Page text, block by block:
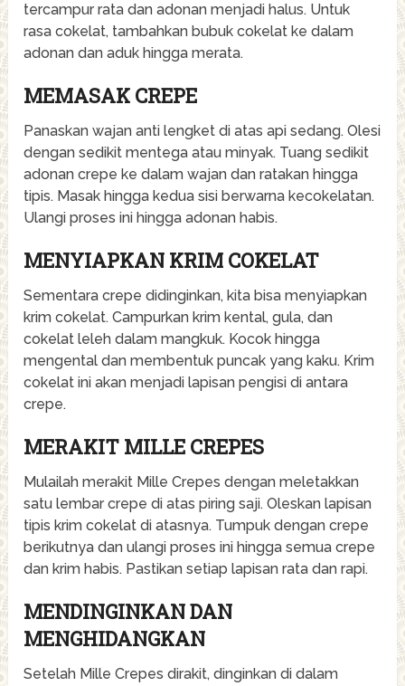
tercampur rata dan adonan menjadi halus. Untuk
rasa cokelat, tambahkan bubuk cokelat ke dalam
adonan dan aduk hingga merata.
MEMASAK CREPE
Panaskan wajan anti lengket di atas api sedang. Olesi
dengan sedikit mentega atau minyak. Tuang sedikit
adonan crepe ke dalam wajan dan ratakan hingga
tipis. Masak hingga kedua sisi berwarna kecokelatan.
Ulangi proses ini hingga adonan habis.
MENYIAPKAN KRIM COKELAT
Sementara crepe didinginkan, kita bisa menyiapkan
krim cokelat. Campurkan krim kental, gula, dan
cokelat leleh dalam mangkuk. Kocok hingga
mengental dan membentuk puncak yang kaku. Krim
cokelat ini akan menjadi lapisan pengisi di antara
crepe.
MERAKIT MILLE CREPES
Mulailah merakit Mille Crepes dengan meletakkan
satu lembar crepe di atas piring saji. Oleskan lapisan
tipis krim cokelat di atasnya. Tumpuk dengan crepe
berikutnya dan ulangi proses ini hingga semua crepe
dan krim habis. Pastikan setiap lapisan rata dan rapi.
MENDINGINKAN DAN
MENGHIDANGKAN
Setelah Mille Crepes dirakit, dinginkan di dalam